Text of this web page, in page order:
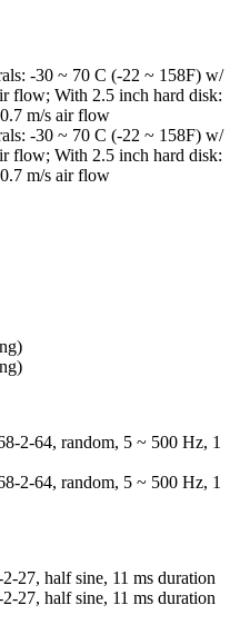
-30 ~ 70 C (-22 ~ 158F) w/
flow; With 2.5 inch hard disk:
m/s air flow
-30 ~ 70 C (-22 ~ 158F) w/
flow; With 2.5 inch hard disk:
m/s air flow
2-64, random, 5 ~ 500 Hz, 1
2-64, random, 5 ~ 500 Hz, 1
27, half sine, 11 ms duration
27, half sine, 11 ms duration